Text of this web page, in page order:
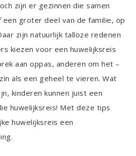
zijn er gezinnen die samen
een groter deel van de familie, op
zijn natuurlijk talloze redenen
kiezen voor een huwelijksreis
aan oppas, anderen om het –
als een geheel te vieren. Wat
kinderen kunnen juist een
huwelijksreis! Met deze tips
huwelijksreis een